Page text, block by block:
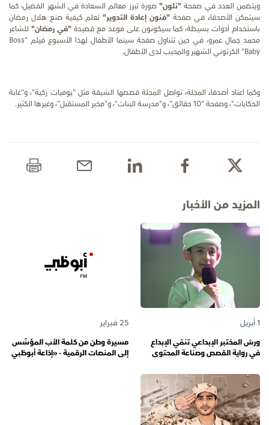
ويتضمن العدد في صفحة "نلون" صورة تبرز معالم السعادة في الشهر الفضيل، كما
سيتمكن الأصدقاء في صفحة "فنون إعادة التدوير" تعلم كيفية صنع هلال رمضان
باستخدام أدوات بسيطة، كما سيكونون على موعد مع قصيدة "في رمضان" للشاعر
محمد جمال عمرو، في حين تتناول صفحة سينما الأطفال لهذا الأسبوع فيلم "Boss
Baby" الكرتوني الشهير والمحبب لدى الأطفال.
وكما اعتاد أصدقاء المجلة، تواصل المجلة قصصها الشيقة مثل "يوميات زكية"، و"غابة
الحكايات"، وصفحة "10 حقائق"، و"مدرسة البنات"، و"مخبر المستقبل"، وغيرها الكثير.
المزيد من الأخبار
1 أبريل
ورش المختبر الإبداعي تنمّي الإبداع
في رواية القصص وصناعة المحتوى
الصغار
25 فبراير
مسيرة وطن من كلمة الأب المؤسِّس
إلى المنصات الرقمية - «إذاعة أبوظبي